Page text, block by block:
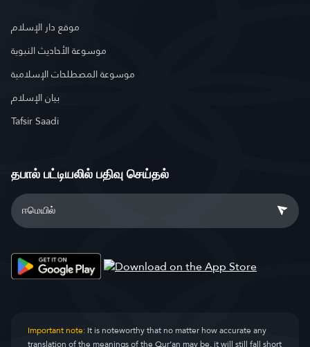
موقع دار الإسلام
موسوعة الأحاديث النبوية
موسوعة المصطلحات الإسلامية
بيان الإسلام
Tafsir Saadi
தபால் பட்டியலில் பதிவு செய்தல்
Important note:It is noteworthy that no matter how accurate any